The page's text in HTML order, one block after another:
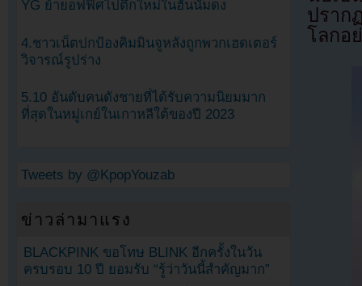
ปราก
โลกอ
YG ย้ายอฟฟิศไปตึกใหม่ในฮันนัมดง
4.ชาวเน็ตปกป้องคิมมินจูหลังถูกพวกเฮดเตอร์
วิจารณ์รูปร่าง
5.10 อันดับคนดังชายที่ได้รับความนิยมมาก
ที่สุดในหมู่เกย์ในเกาหลีใต้ของปี 2023
Tweets by @KpopYouzab
ข่าวล่ามาแรง
BLACKPINK ขอโทษ BLINK อีกครั้งในวัน
ครบรอบ 10 ปี ยอมรับ “รู้ว่าวันนี้สำคัญมาก”